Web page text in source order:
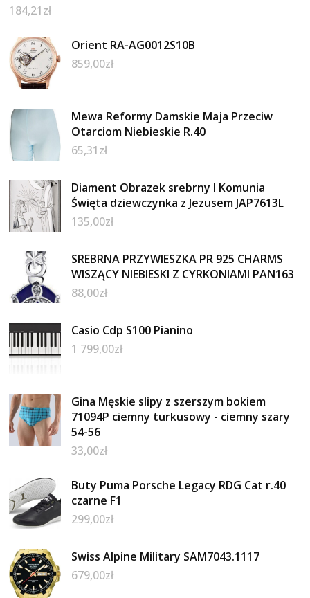
184,21zł
Orient RA-AG0012S10B
859,00zł
Mewa Reformy Damskie Maja Przeciw
Otarciom Niebieskie R.40
65,31zł
Diament Obrazek srebrny I Komunia
Święta dziewczynka z Jezusem JAP7613L
135,00zł
SREBRNA PRZYWIESZKA PR 925 CHARMS
WISZĄCY NIEBIESKI Z CYRKONIAMI PAN163
88,00zł
Casio Cdp S100 Pianino
1 799,00zł
Gina Męskie slipy z szerszym bokiem
71094P ciemny turkusowy - ciemny szary
54-56
33,00zł
Buty Puma Porsche Legacy RDG Cat r.40
czarne F1
299,00zł
Swiss Alpine Military SAM7043.1117
679,00zł